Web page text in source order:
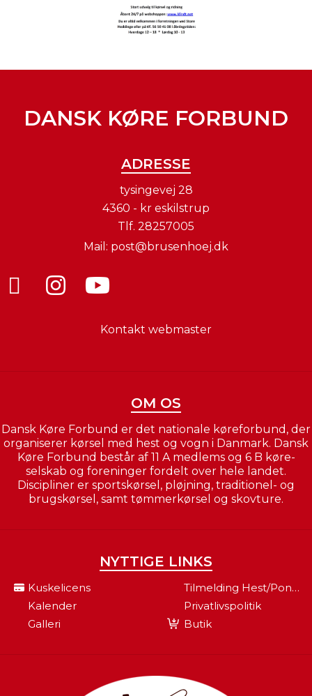
DANSK KØRE FORBUND
ADRESSE
tysingevej 28
4360 - kr eskilstrup
Tlf. 28257005
Mail: post@brusenhoej.dk
Kontakt webmaster
OM OS
Dansk Køre Forbund er det nationale køreforbund, der
organiserer kørsel med hest og vogn i Danmark. Dansk
Køre Forbund består af 11 A medlems og 6 B køre-
selskab og foreninger fordelt over hele landet.
Discipliner er sportskørsel, pløjning, traditionel- og
brugskørsel, samt tømmerkørsel og skovture.
NYTTIGE LINKS
Kuskelicens
Tilmelding Hest/pony Til Fei
Kalender
Privatlivspolitik
Galleri
Butik